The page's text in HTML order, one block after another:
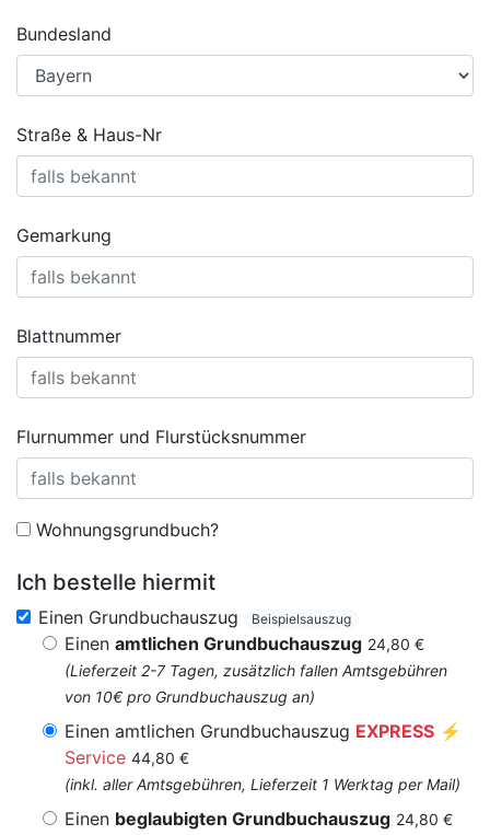
Bundesland
Straße & Haus-Nr
Gemarkung
Blattnummer
Flurnummer und Flurstücksnummer
Wohnungsgrundbuch?
Ich bestelle hiermit
Einen Grundbuchauszug Beispielsauszug
Einen amtlichen Grundbuchauszug 24,80 €
(Lieferzeit 2-7 Tagen, zusätzlich fallen Amtsgebühren
von 10€ pro Grundbuchauszug an)
Einen amtlichen Grundbuchauszug EXPRESS ⚡
Service 44,80 €
(inkl. aller Amtsgebühren, Lieferzeit 1 Werktag per Mail)
Einen beglaubigten Grundbuchauszug 24,80 €